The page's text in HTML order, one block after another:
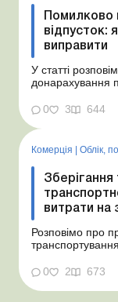
відпусток:
виправити
У статті
донарахування
надамо
Проблемні
практика
неств...
0 3 644
Комерція | Облік,
витрати на
Розповімо про
нормативне
податкові
цьому питанні
0 2 673